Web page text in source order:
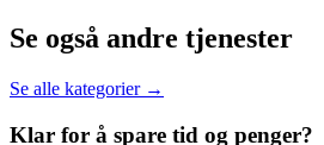
Se også andre tjenester
Se alle kategorier →
Klar for å spare tid og penger?